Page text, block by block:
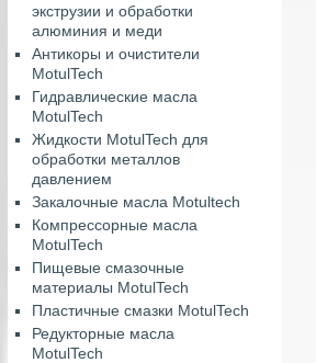
экструзии и обработки
алюминия и меди
Антикоры и очистители
MotulTech
Гидравлические масла
MotulTech
Жидкости MotulTech для
обработки металлов
давлением
Закалочные масла Motultech
Компрессорные масла
MotulTech
Пищевые смазочные
материалы MotulTech
Пластичные смазки MotulTech
Редукторные масла
MotulTech